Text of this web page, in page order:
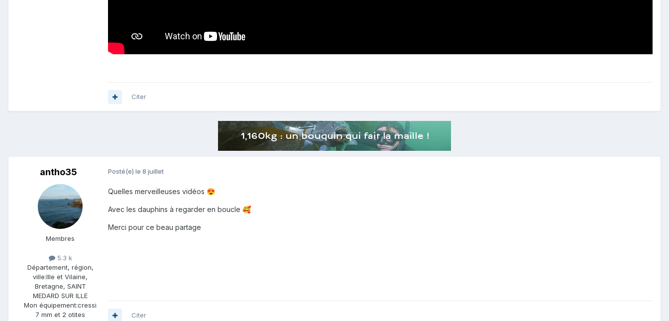
Citer
antho35
Membres
5.3 k
Département, région,
ville:Ille et Vilaine,
Bretagne, SAINT
MEDARD SUR ILLE
Mon équipement:cressi
7 mm et 2 otites
Posté(e) le 8 juillet
Quelles merveilleuses vidéos 😍
Avec les dauphins à regarder en boucle 🥰
Merci pour ce beau partage
Citer